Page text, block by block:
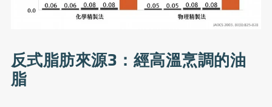
反式脂肪來源3：經高溫烹調的油
脂